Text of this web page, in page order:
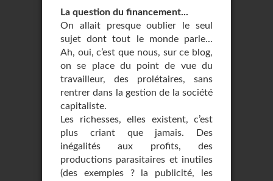
La question du financement...
On allait presque oublier le seul
sujet dont tout le monde parle...
Ah, oui, c’est que nous, sur ce blog,
on se place du point de vue du
travailleur, des prolétaires, sans
rentrer dans la gestion de la société
capitaliste.
Les richesses, elles existent, c’est
plus criant que jamais. Des
inégalités aux profits, des
productions parasitaires et inutiles
(des exemples ? la publicité, les